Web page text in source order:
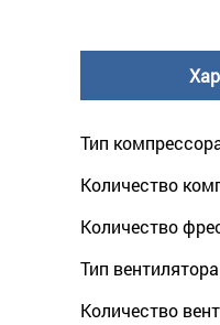
Тип
Количество
Количество
Тип вентилятора
Количество